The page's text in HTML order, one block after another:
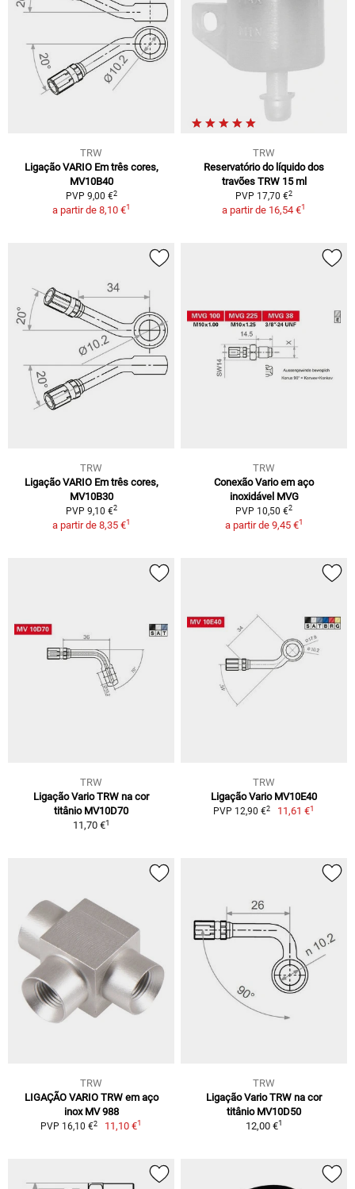
TRW
Ligação VARIO Em três cores,
MV10B40
PVP 9,00 €2
a partir de 8,10 €1
TRW
Reservatório do líquido dos
travões TRW 15 ml
PVP 17,70 €2
a partir de 16,54 €1
TRW
Ligação VARIO Em três cores,
MV10B30
PVP 9,10 €2
a partir de 8,35 €1
TRW
Conexão Vario em aço
inoxidável MVG
PVP 10,50 €2
a partir de 9,45 €1
TRW
Ligação Vario TRW na cor
titânio MV10D70
11,70 €1
TRW
Ligação Vario MV10E40
PVP 12,90 €2 11,61 €1
TRW
LIGAÇÃO VARIO TRW em aço
inox MV 988
PVP 16,10 €2 11,10 €1
TRW
Ligação Vario TRW na cor
titânio MV10D50
12,00 €1